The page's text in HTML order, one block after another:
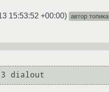
15:53:52 +00:00) автор топика